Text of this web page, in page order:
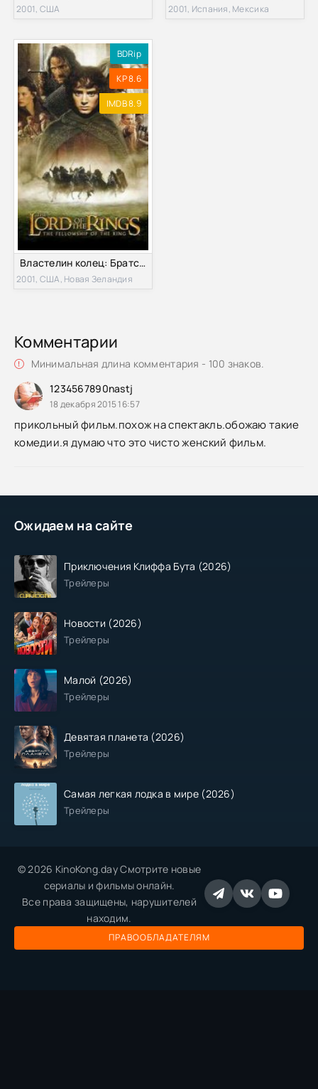
Ожидаем на сайте
Приключения Клиффа Бута (2026)
Трейлеры
Новости (2026)
Трейлеры
Малой (2026)
Трейлеры
Девятая планета (2026)
Трейлеры
Самая легкая лодка в мире (2026)
Трейлеры
2001, США 2001, Испания, Мексика
BDRip
KP 8.6
IMDB 8.9
Властелин колец: Братство кольца (2001)
2001, США, Новая Зеландия
Комментарии
Минимальная длина комментария - 100 знаков.
1234567890nastj
18 декабря 2015 16:57
прикольный фильм.похож на спектакль.обожаю такие
комедии.я думаю что это чисто женский фильм.
© 2026 KinoKong.day Смотрите новые
сериалы и фильмы онлайн.
Все права защищены, нарушителей
находим.
ПРАВООБЛАДАТЕЛЯМ